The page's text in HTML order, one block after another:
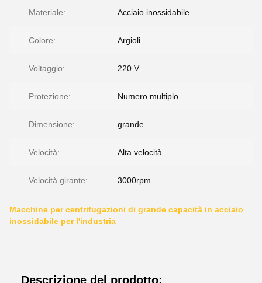
Materiale: Acciaio inossidabile
Colore: Argioli
Voltaggio: 220 V
Protezione: Numero multiplo
Dimensione: grande
Velocità: Alta velocità
Velocità girante: 3000rpm
Macchine per centrifugazioni di grande capacità in acciaio
inossidabile per l'industria
Descrizione del prodotto: